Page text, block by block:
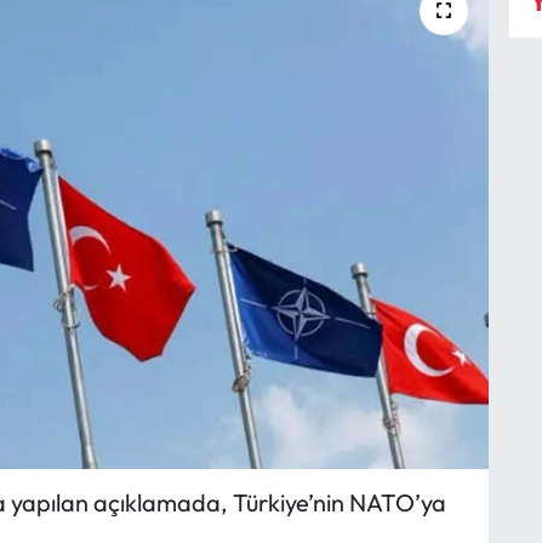
açıklamada, Türkiye’nin NATO’ya